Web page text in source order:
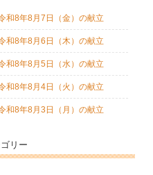
和8年8月7日（金）の献立
和8年8月6日（木）の献立
和8年8月5日（水）の献立
和8年8月4日（火）の献立
和8年8月3日（月）の献立
リー